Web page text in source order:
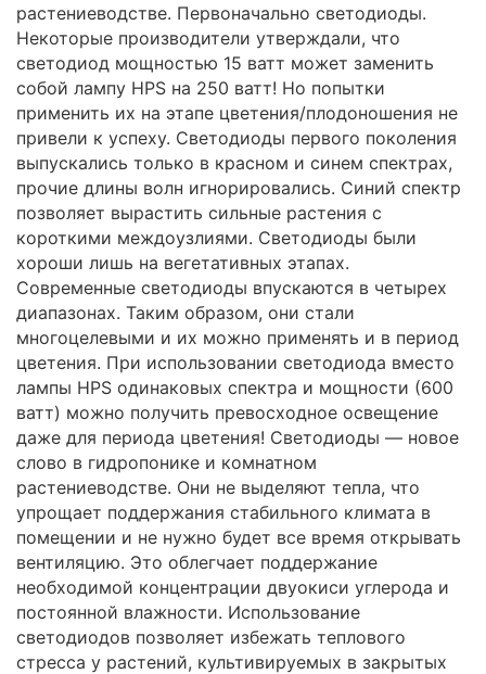
растениеводстве. Первоначально светодиоды.
Некоторые производители утверждали, что
светодиод мощностью 15 ватт может заменить
собой лампу HPS на 250 ватт! Но попытки
применить их на этапе цветения/плодоношения не
привели к успеху. Светодиоды первого поколения
выпускались только в красном и синем спектрах,
прочие длины волн игнорировались. Синий спектр
позволяет вырастить сильные растения с
короткими междоузлиями. Светодиоды были
хороши лишь на вегетативных этапах.
Современные светодиоды впускаются в четырех
диапазонах. Таким образом, они стали
многоцелевыми и их можно применять и в период
цветения. При использовании светодиода вместо
лампы HPS одинаковых спектра и мощности (600
ватт) можно получить превосходное осве­щение
даже для периода цветения! Светодиоды — новое
слово в гидропонике и комнатном
растениеводстве. Они не выделяют тепла, что
упрощает поддержания стабильного климата в
помещении и не нужно будет все время открывать
вентиляцию. Это облегчает поддержание
необходимой концентрации двуокиси углерода и
постоянной влажности. Использование
светодиодов позволяет избежать теплового
стресса у растений, культивируемых в закрытых